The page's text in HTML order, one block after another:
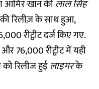
आमिर खान कीलाल सिंह
रिलीज़ के साथ हुआ,
रीट्वीट दर्ज किए गए.
76,000 रीट्वीट में यही
रिलीज हुईलाइगरके